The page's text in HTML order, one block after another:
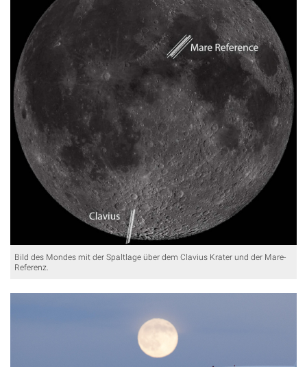
Bild des Mondes mit der Spaltlage über dem Clavius Krater und der Mare-
Referenz.